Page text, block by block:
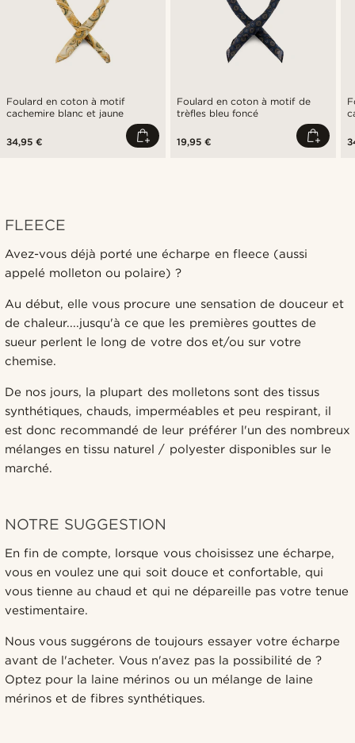
Foulard en coton à motif
cachemire blanc et jaune
34,95 €
Foulard en coton à motif de
trèfles bleu foncé
19,95 €
FLEECE
Avez-vous déjà porté une écharpe en fleece (aussi
appelé molleton ou polaire) ?
Au début, elle vous procure une sensation de douceur et
de chaleur....jusqu'à ce que les premières gouttes de
sueur perlent le long de votre dos et/ou sur votre
chemise.
De nos jours, la plupart des molletons sont des tissus
synthétiques, chauds, imperméables et peu respirant, il
est donc recommandé de leur préférer l'un des nombreux
mélanges en tissu naturel / polyester disponibles sur le
marché.
NOTRE SUGGESTION
En fin de compte, lorsque vous choisissez une écharpe,
vous en voulez une qui soit douce et confortable, qui
vous tienne au chaud et qui ne dépareille pas votre tenue
vestimentaire.
Nous vous suggérons de toujours essayer votre écharpe
avant de l'acheter. Vous n'avez pas la possibilité de ?
Optez pour la laine mérinos ou un mélange de laine
mérinos et de fibres synthétiques.